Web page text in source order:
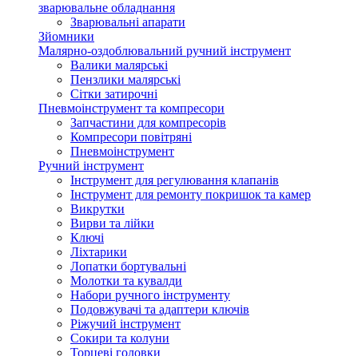
зварювальне обладнання
Зварювальні апарати
Зйомники
Малярно-оздоблювальний ручний інструмент
Валики малярські
Пензлики малярські
Сітки затирочні
Пневмоінструмент та компресори
Запчастини для компресорів
Компресори повітряні
Пневмоінструмент
Ручний інструмент
Інструмент для регулювання клапанів
Інструмент для ремонту покришок та камер
Викрутки
Вирви та лійки
Ключі
Ліхтарики
Лопатки бортувальні
Молотки та кувалди
Набори ручного інструменту
Подовжувачі та адаптери ключів
Ріжучий інструмент
Сокири та колуни
Торцеві головки